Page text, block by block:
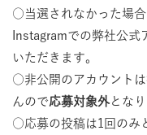
○当選されなかった場
Instagramでの弊社公式
いただきます。
○非公開のアカウント
んので応募対象外となり
○応募の投稿は1回のみ